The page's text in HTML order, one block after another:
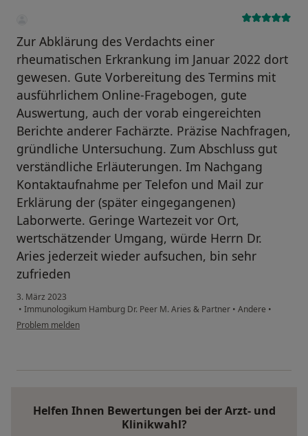
Zur Abklärung des Verdachts einer
rheumatischen Erkrankung im Januar 2022 dort
gewesen. Gute Vorbereitung des Termins mit
ausführlichem Online-Fragebogen, gute
Auswertung, auch der vorab eingereichten
Berichte anderer Fachärzte. Präzise Nachfragen,
gründliche Untersuchung. Zum Abschluss gut
verständliche Erläuterungen. Im Nachgang
Kontaktaufnahme per Telefon und Mail zur
Erklärung der (später eingegangenen)
Laborwerte. Geringe Wartezeit vor Ort,
wertschätzender Umgang, würde Herrn Dr.
Aries jederzeit wieder aufsuchen, bin sehr
zufrieden
3. März 2023
• Immunologikum Hamburg Dr. Peer M. Aries & Partner • Andere •
Problem melden
Helfen Ihnen Bewertungen bei der Arzt- und
Klinikwahl?